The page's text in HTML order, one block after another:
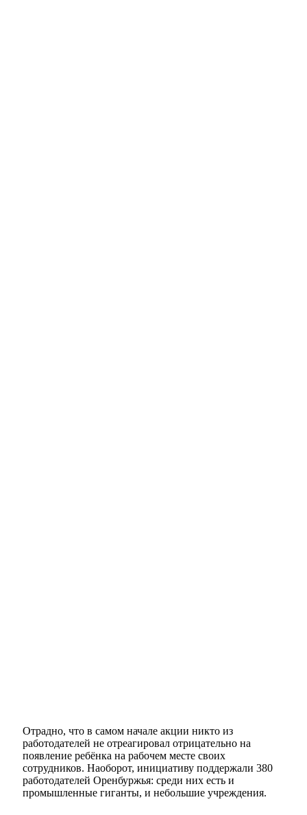
Отрадно, что в самом начале акции никто из
работодателей не отреагировал отрицательно на
появление ребёнка на рабочем месте своих
сотрудников. Наоборот, инициативу поддержали 380
работодателей Оренбуржья: среди них есть и
промышленные гиганты, и небольшие учреждения.